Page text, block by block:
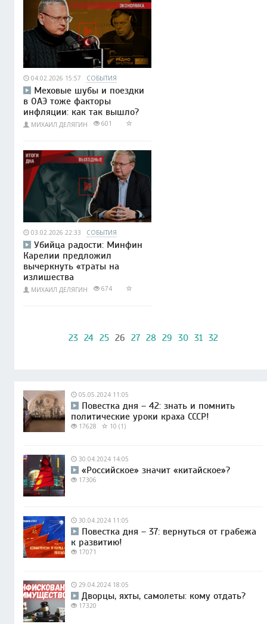
04.02.2026 15:57 СОБЫТИЯ
Меховые шубы и поездки
в ОАЭ тоже факторы
инфляции: как так вышло?
МИХАИЛ ДЕЛЯГИН 601
03.02.2026 22:33 СОБЫТИЯ
Убийца радости: Минфин
Карелии предложил
вычеркнуть «траты на
излишества
МИХАИЛ ДЕЛЯГИН 674
23 24 25 26 27 28 29 30 31 32
05.05.2024 11:05
Повестка дня – 42: знать и помнить
политические уроки краха СССР!
17628 10 (1)
30.04.2024 14:05
«Российское» значит «китайское»?
17306
30.04.2024 11:05
Повестка дня – 37: вернуться от грабежа
к развитию!
17071
29.04.2024 18:05
Дворцы, яхты, самолеты: кому отдать?
17320